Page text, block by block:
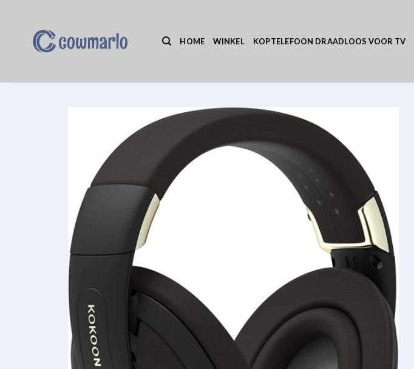
HOME WINKEL KOPTELEFOON DRAADLOOS VOOR TV